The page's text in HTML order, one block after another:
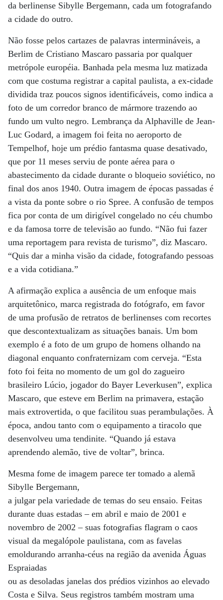
da berlinense Sibylle Bergemann, cada um fotografando
a cidade do outro.
Não fosse pelos cartazes de palavras intermináveis, a
Berlim de Cristiano Mascaro passaria por qualquer
metrópole européia. Banhada pela mesma luz matizada
com que costuma registrar a capital paulista, a ex-cidade
dividida traz poucos signos identificáveis, como indica a
foto de um corredor branco de mármore trazendo ao
fundo um vulto negro. Lembrança da Alphaville de Jean-
Luc Godard, a imagem foi feita no aeroporto de
Tempelhof, hoje um prédio fantasma quase desativado,
que por 11 meses serviu de ponte aérea para o
abastecimento da cidade durante o bloqueio soviético, no
final dos anos 1940. Outra imagem de épocas passadas é
a vista da ponte sobre o rio Spree. A confusão de tempos
fica por conta de um dirigível congelado no céu chumbo
e da famosa torre de televisão ao fundo. “Não fui fazer
uma reportagem para revista de turismo”, diz Mascaro.
“Quis dar a minha visão da cidade, fotografando pessoas
e a vida cotidiana.”
A afirmação explica a ausência de um enfoque mais
arquitetônico, marca registrada do fotógrafo, em favor
de uma profusão de retratos de berlinenses com recortes
que descontextualizam as situações banais. Um bom
exemplo é a foto de um grupo de homens olhando na
diagonal enquanto confraternizam com cerveja. “Esta
foto foi feita no momento de um gol do zagueiro
brasileiro Lúcio, jogador do Bayer Leverkusen”, explica
Mascaro, que esteve em Berlim na primavera, estação
mais extrovertida, o que facilitou suas perambulações. À
época, andou tanto com o equipamento a tiracolo que
desenvolveu uma tendinite. “Quando já estava
aprendendo alemão, tive de voltar”, brinca.
Mesma fome de imagem parece ter tomado a alemã
Sibylle Bergemann,
a julgar pela variedade de temas do seu ensaio. Feitas
durante duas estadas – em abril e maio de 2001 e
novembro de 2002 – suas fotografias flagram o caos
visual da megalópole paulistana, com as favelas
emoldurando arranha-céus na região da avenida Águas
Espraiadas
ou as desoladas janelas dos prédios vizinhos ao elevado
Costa e Silva. Seus registros também mostram uma